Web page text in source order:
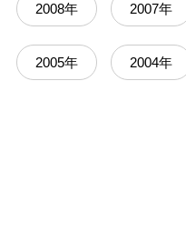
2008年 2007年
2005年 2004年